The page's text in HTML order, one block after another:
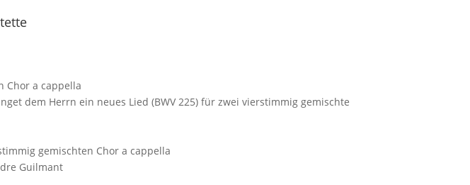
Chor a cappella
dem Herrn ein neues Lied (BWV 225) für zwei vierstimmig gemischte
gemischten Chor a cappella
Guilmant